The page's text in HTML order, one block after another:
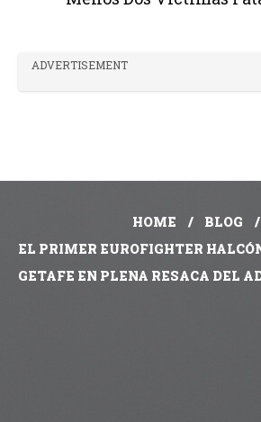
ADVERTISEMENT
HOME
BLOG
EL PRIMER EUROFIGHTER
GETAFE EN PLENA RESACA DEL